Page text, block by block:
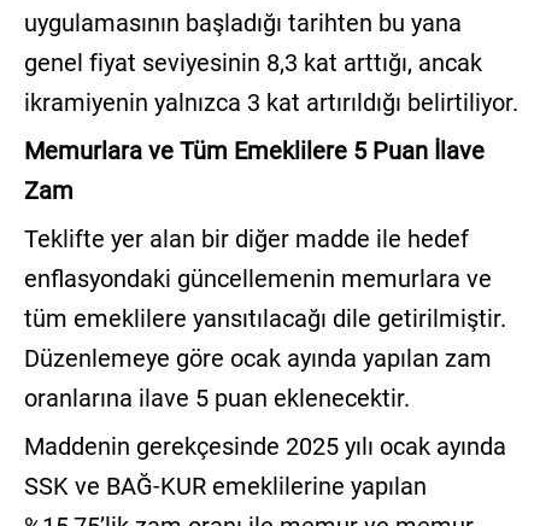
uygulamasının başladığı tarihten bu yana
genel fiyat seviyesinin 8,3 kat arttığı, ancak
ikramiyenin yalnızca 3 kat artırıldığı belirtiliyor.
Memurlara ve Tüm Emeklilere 5 Puan İlave
Zam
Teklifte yer alan bir diğer madde ile hedef
enflasyondaki güncellemenin memurlara ve
tüm emeklilere yansıtılacağı dile getirilmiştir.
Düzenlemeye göre ocak ayında yapılan zam
oranlarına ilave 5 puan eklenecektir.
Maddenin gerekçesinde 2025 yılı ocak ayında
SSK ve BAĞ-KUR emeklilerine yapılan